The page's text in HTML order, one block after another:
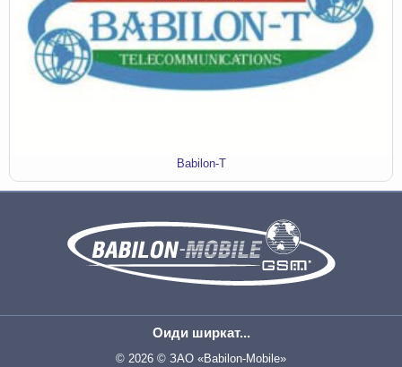
Babilon-T
Оиди ширкат...
© 2026 © ЗАО «Babilon-Mobile»